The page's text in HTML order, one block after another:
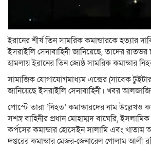
ইরানের শীর্ষ তিন সামরিক কমান্ডারকে হত্যার
ইসরাইলি সেনাবাহিনী জানিয়েছে, তাদের
হামলায় ইরানের তিন জ্যেষ্ঠ সামরিক কমান্ডার
সামাজিক যোগাযোগমাধ্যম এক্সের (সাবেক
জানিয়েছে ইসরাইলি সেনাবাহিনী। খবর
পোস্টে তারা ‘নিহত’ কমান্ডারদের নাম উল্লেখও
সশস্ত্র বাহিনীর প্রধান মোহাম্মদ বাঘেরি,
কর্পসের কমান্ডার হোসেইন সালামি এবং খাতাম
দপ্তরের কমান্ডার মেজর-জেনারেল গোলাম আলী